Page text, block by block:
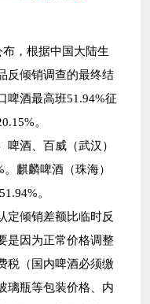
，根据中国大陆生
反倾销调查的最终结
啤酒最高班51.94%征
。
酒、百威（武汉）
麒麟啤酒（珠海）
。
定倾销差额比临时反
是因为正常价格调整
税（国内啤酒必须缴
璃瓶等包装价格、内